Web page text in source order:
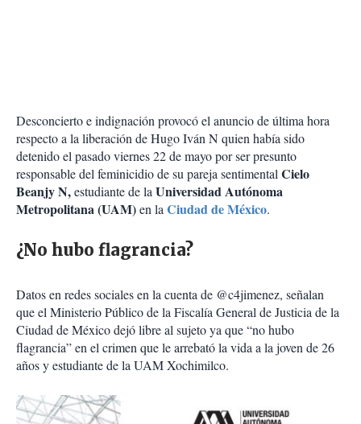
Desconcierto e indignación provocó el anuncio de última hora
respecto a la liberación de Hugo Iván N quien había sido
detenido el pasado viernes 22 de mayo por ser presunto
responsable del feminicidio de su pareja sentimentalCielo
Beanjy N,estudiante de laUniversidad Autónoma
Metropolitana (UAM)en laCiudad de México.
¿No hubo flagrancia?
Datos en redes sociales en la cuenta de @c4jimenez, señalan
que el Ministerio Público de la Fiscalía General de Justicia de la
Ciudad de México dejó libre al sujeto ya que “no hubo
flagrancia” en el crimen que le arrebató la vida a la joven de 26
años y estudiante de la UAM Xochimilco.